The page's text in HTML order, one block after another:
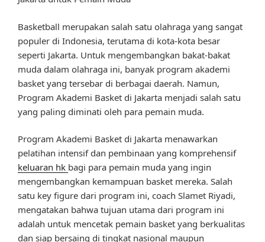
Basketball merupakan salah satu olahraga yang sangat
populer di Indonesia, terutama di kota-kota besar
seperti Jakarta. Untuk mengembangkan bakat-bakat
muda dalam olahraga ini, banyak program akademi
basket yang tersebar di berbagai daerah. Namun,
Program Akademi Basket di Jakarta menjadi salah satu
yang paling diminati oleh para pemain muda.
Program Akademi Basket di Jakarta menawarkan
pelatihan intensif dan pembinaan yang komprehensif
keluaran hk bagi para pemain muda yang ingin
mengembangkan kemampuan basket mereka. Salah
satu key figure dari program ini, coach Slamet Riyadi,
mengatakan bahwa tujuan utama dari program ini
adalah untuk mencetak pemain basket yang berkualitas
dan siap bersaing di tingkat nasional maupun